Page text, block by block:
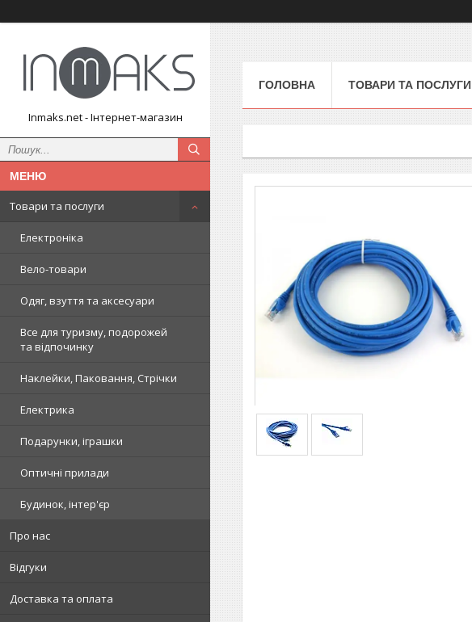
Inmaks.net - Інтернет-магазин
Товари та послуги
Електроніка
Вело-товари
Одяг, взуття та аксесуари
Все для туризму, подорожей
та відпочинку
Наклейки, Паковання, Стрічки
Електрика
Подарунки, іграшки
Оптичні прилади
Будинок, інтер'єр
Про нас
Відгуки
Доставка та оплата
ГОЛОВНА ТОВАРИ ТА ПОСЛУГИ